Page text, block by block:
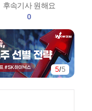
후속기사 원해요
0
5/5